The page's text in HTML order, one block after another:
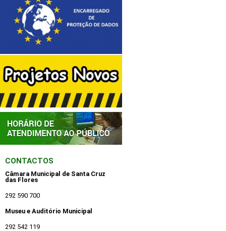
CONTACTOS
Câmara Municipal de Santa Cruz
das Flores
292 590 700
Museu e Auditório Municipal
292 542 119